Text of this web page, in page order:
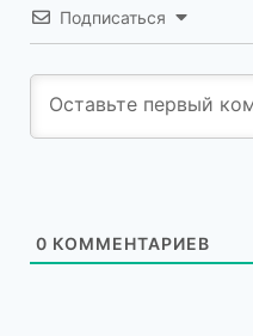
Подписаться
0 КОММЕНТАРИЕВ